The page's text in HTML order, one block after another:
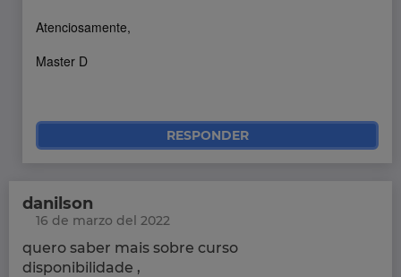
Atenciosamente,
Master D
RESPONDER
danilson
16 de marzo del 2022
quero saber mais sobre curso
disponibilidade ,